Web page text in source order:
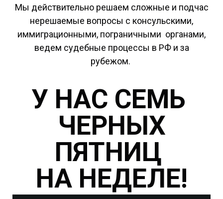
Мы действительно решаем сложные и подчас
нерешаемые вопросы с консульскими,
иммиграционными, пограничными органами,
ведем судебные процессы в РФ и за
рубежом.
У НАС СЕМЬ
ЧЕРНЫХ
ПЯТНИЦ
НА НЕДЕЛЕ!